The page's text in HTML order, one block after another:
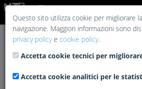
Questo sito utilizza cookie per migliorare
navigazione. Maggiori informazioni sono
privacy policye cookie policy.
Accetta cookie tecnici per
Accetta cookie analitici per le